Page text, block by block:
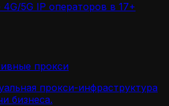
4G/5G IP операторов в 17+
прокси
прокси-инфраструктура
бизнеса.